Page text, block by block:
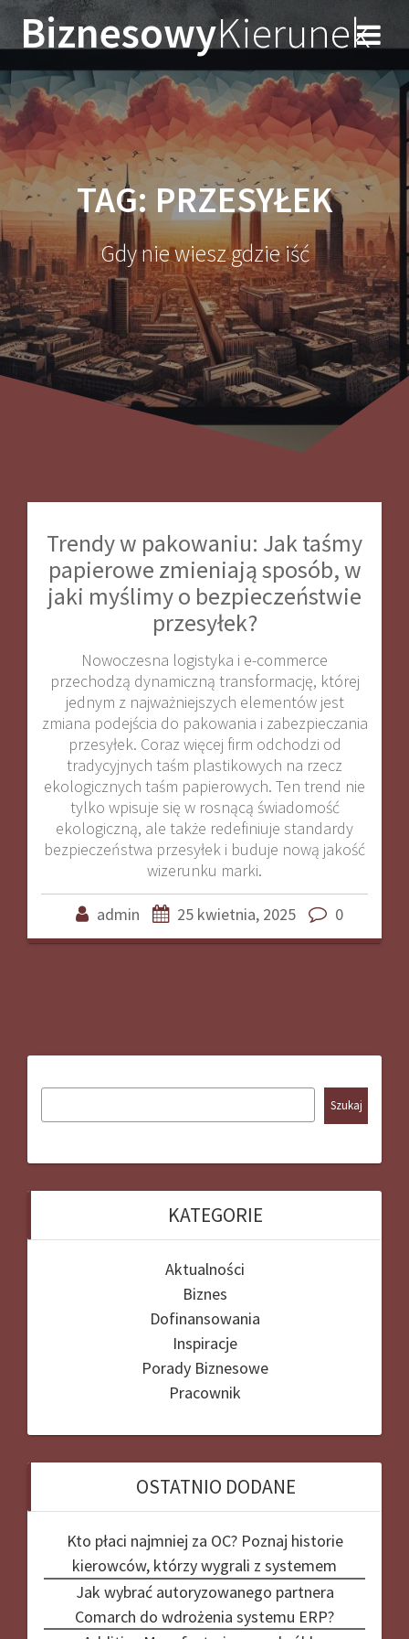
Przejdź
do
treści
BiznesowyKierunek
TAG: PRZESYŁEK
Gdy nie wiesz gdzie iść
Trendy w pakowaniu: Jak taśmy
papierowe zmieniają sposób, w
jaki myślimy o bezpieczeństwie
przesyłek?
Nowoczesna logistyka i e-commerce
przechodzą dynamiczną transformację, której
jednym z najważniejszych elementów jest
zmiana podejścia do pakowania i zabezpieczania
przesyłek. Coraz więcej firm odchodzi od
tradycyjnych taśm plastikowych na rzecz
ekologicznych taśm papierowych. Ten trend nie
tylko wpisuje się w rosnącą świadomość
ekologiczną, ale także redefiniuje standardy
bezpieczeństwa przesyłek i buduje nową jakość
wizerunku marki.
admin 25 kwietnia, 2025 0
Szukaj
KATEGORIE
Aktualności
Biznes
Dofinansowania
Inspiracje
Porady Biznesowe
Pracownik
OSTATNIO DODANE
Kto płaci najmniej za OC? Poznaj historie
kierowców, którzy wygrali z systemem
Jak wybrać autoryzowanego partnera
Comarch do wdrożenia systemu ERP?